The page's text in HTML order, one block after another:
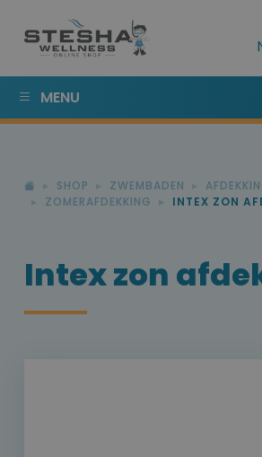
MENU
SHOP ZWEMBADEN
ZOMERAFDEKKING
INTEX ZON
Intex zon